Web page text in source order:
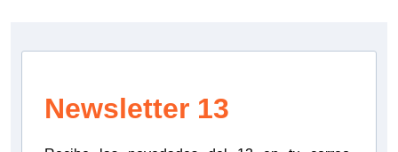
Newsletter 13